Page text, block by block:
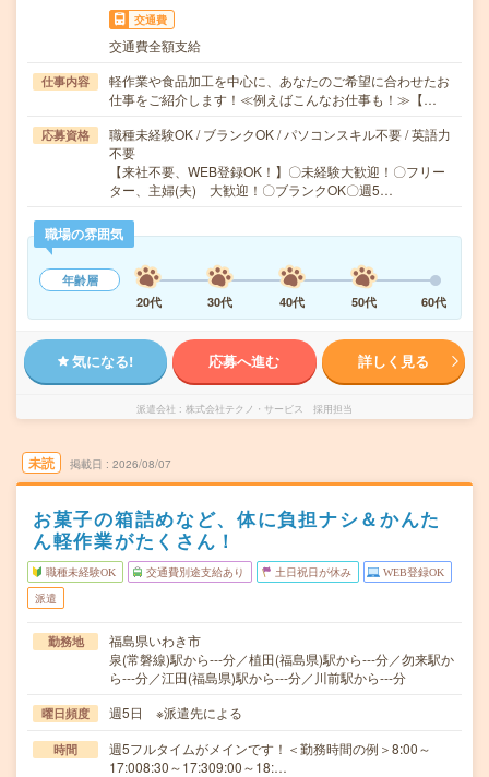
交通費
交通費全額支給
仕事内容
軽作業や食品加工を中心に、あなたのご希望に合わせたお
仕事をご紹介します！≪例えばこんなお仕事も！≫【…
応募資格
職種未経験OK / ブランクOK / パソコンスキル不要 / 英語力
不要
【来社不要、WEB登録OK！】〇未経験大歓迎！〇フリー
ター、主婦(夫) 大歓迎！〇ブランクOK〇週5…
職場の雰囲気
年齢層
20代
30代 40代 50代 60代
気になる! 応募へ進む 詳しく見る
派遣会社 株式会社テクノ・サービス 採用担当
未読 掲載日 2026/08/07
お菓子の箱詰めなど、体に負担ナシ＆かんた
ん軽作業がたくさん！
職種未経験OK 交通費別途支給あり 土日祝日が休み WEB登録OK
派遣
勤務地
福島県いわき市
泉(常磐線)駅から---分／植田(福島県)駅から---分／勿来駅か
ら---分／江田(福島県)駅から---分／川前駅から---分
曜日頻度 週5日 ※派遣先による
時間
週5フルタイムがメインです！＜勤務時間の例＞8:00～
17:008:30～17:309:00～18:…